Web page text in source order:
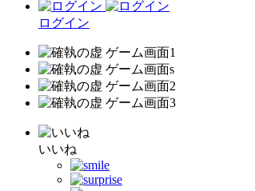
ログイン
いいね